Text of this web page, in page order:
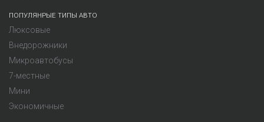
ПОПУЛЯНРЫЕ ТИПЫ АВТО
Люксовые
Внедорожники
Микроавтобусы
7-местные
Мини
Экономичные